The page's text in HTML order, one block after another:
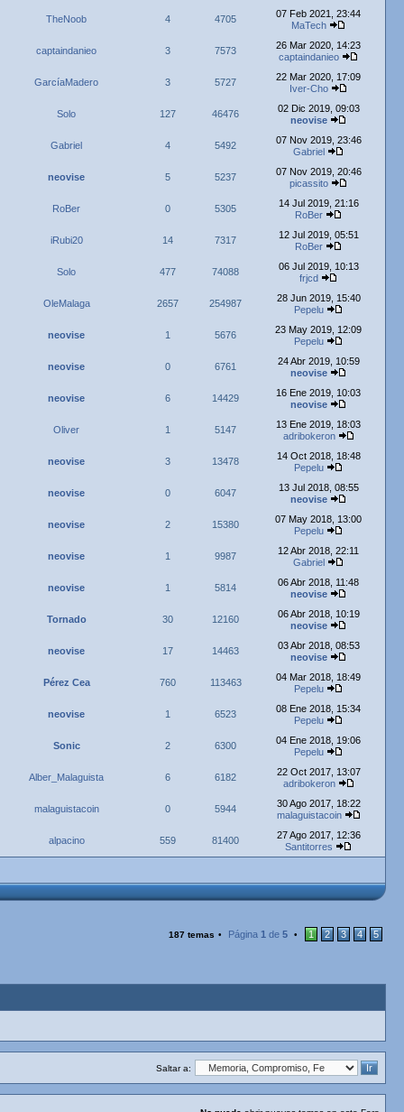
TheNoob 4 4705
07 Feb 2021, 23:44
MaTech
captaindanieo 3 7573
26 Mar 2020, 14:23
captaindanieo
GarcíaMadero 3 5727
22 Mar 2020, 17:09
Iver-Cho
Solo 127 46476
02 Dic 2019, 09:03
neovise
Gabriel 4 5492
07 Nov 2019, 23:46
Gabriel
neovise 5 5237
07 Nov 2019, 20:46
picassito
RoBer 0 5305
14 Jul 2019, 21:16
RoBer
iRubi20 14 7317
12 Jul 2019, 05:51
RoBer
Solo 477 74088
06 Jul 2019, 10:13
frjcd
OleMalaga 2657 254987
28 Jun 2019, 15:40
Pepelu
neovise 1 5676
23 May 2019, 12:09
Pepelu
neovise 0 6761
24 Abr 2019, 10:59
neovise
neovise 6 14429
16 Ene 2019, 10:03
neovise
Oliver 1 5147
13 Ene 2019, 18:03
adribokeron
neovise 3 13478
14 Oct 2018, 18:48
Pepelu
neovise 0 6047
13 Jul 2018, 08:55
neovise
neovise 2 15380
07 May 2018, 13:00
Pepelu
neovise 1 9987
12 Abr 2018, 22:11
Gabriel
neovise 1 5814
06 Abr 2018, 11:48
neovise
Tornado 30 12160
06 Abr 2018, 10:19
neovise
neovise 17 14463
03 Abr 2018, 08:53
neovise
Pérez Cea 760 113463
04 Mar 2018, 18:49
Pepelu
neovise 1 6523
08 Ene 2018, 15:34
Pepelu
Sonic 2 6300
04 Ene 2018, 19:06
Pepelu
Alber_Malaguista 6 6182
22 Oct 2017, 13:07
adribokeron
malaguistacoin 0 5944
30 Ago 2017, 18:22
malaguistacoin
alpacino 559 81400
27 Ago 2017, 12:36
Santitorres
187 temas • Página 1 de 5 • 1 2 3 4 5
Saltar a: